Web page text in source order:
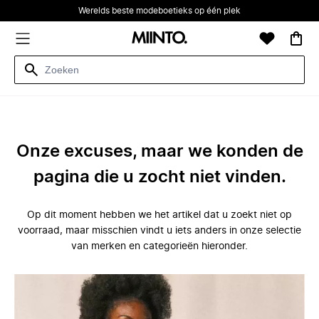
Werelds beste modeboetieks op één plek
Onze excuses, maar we konden de
pagina die u zocht niet vinden.
Op dit moment hebben we het artikel dat u zoekt niet op
voorraad, maar misschien vindt u iets anders in onze selectie
van merken en categorieën hieronder.